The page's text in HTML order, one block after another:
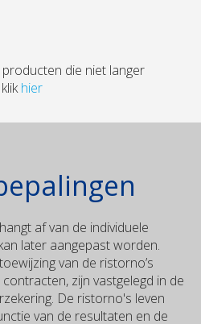
die niet langer
hier
af van de individuele
later aangepast worden.
van de ristorno’s
zijn vastgelegd in de
De ristorno's leven
van de resultaten en de